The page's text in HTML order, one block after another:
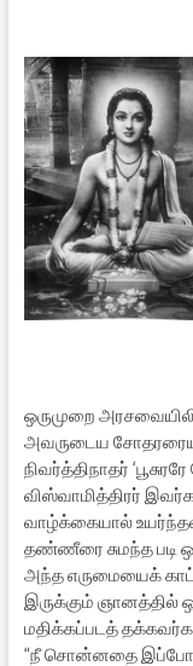
ஒருமுறை
அவருடைய
நிவர்த்திநாதர்
விஸ்வாமித்திரர்
வாழ்க்கையால்
தண்ணீரை சுமந்த படி
அந்த எருமையைக்
இருக்கும் ஞானத்தில்
மதிக்கப்படத்
“நீ சொன்னதை